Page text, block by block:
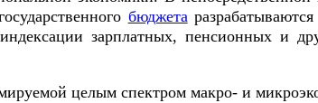
бюджета
зарплатных, пенсионных и
целым спектром макро- и